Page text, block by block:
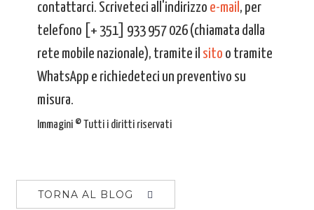
contattarci. Scriveteci all'indirizzo e-mail , per
telefono [+ 351] 933 957 026 (chiamata dalla
rete mobile nazionale), tramite il sito o tramite
WhatsApp e richiedeteci un preventivo su
misura.
Immagini © Tutti i diritti riservati
TORNA AL BLOG